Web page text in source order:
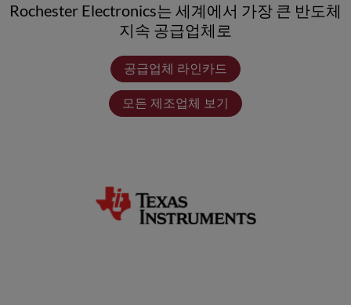
Rochester Electronics는 세계에서 가장 큰 반도체
지속 공급업체로
공급업체 라인카드
모든 제조업체 보기